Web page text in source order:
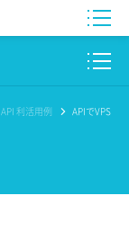
API 利活用例
APIでVPS